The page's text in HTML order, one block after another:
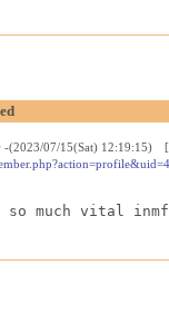
-(2023/07/15(Sat) 12:19:15)
much vital